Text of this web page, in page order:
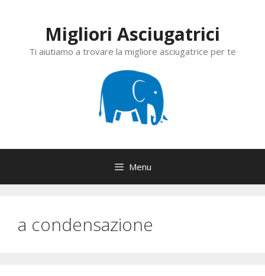
Migliori Asciugatrici
Ti aiutiamo a trovare la migliore asciugatrice per te
Menu
a condensazione